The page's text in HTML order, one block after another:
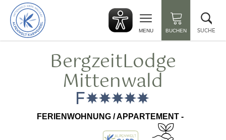
zurück
zur
Startseite
MENU BUCHEN SUCHE
BergzeitLodge
Mittenwald
FERIENWOHNUNG / APPARTEMENT -